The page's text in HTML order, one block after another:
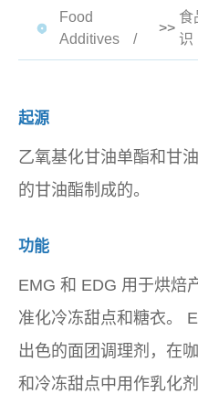
Food
Additives
>>
食
识
起源
乙氧基化甘油单酯和甘
的甘油酯制成的。
功能
EMG 和 EDG 用于烘焙
准化冷冻甜点和糖衣。
出色的面团调理剂，在
和冷冻甜点中用作乳化